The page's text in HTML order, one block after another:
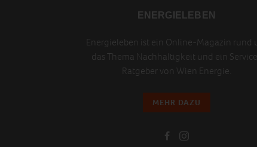
ENERGIELEBEN
Energieleben ist ein Online-Magazin rund
das Thema Nachhaltigkeit und ein
Ratgeber von Wien Energie.
MEHR DAZU